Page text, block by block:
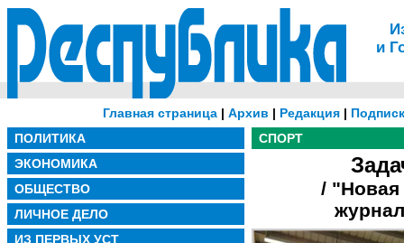
и
Главная страница| Архив | Редакция|
ПОЛИТИКА
ЭКОНОМИКА
ОБЩЕСТВО
ЛИЧНОЕ ДЕЛО
ИЗ ПЕРВЫХ УСТ
СПОРТ
/ "Новая